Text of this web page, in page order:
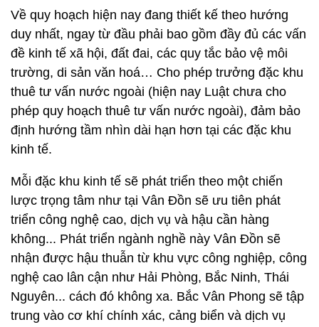
Về quy hoạch hiện nay đang thiết kế theo hướng
duy nhất, ngay từ đầu phải bao gồm đầy đủ các vấn
đề kinh tế xã hội, đất đai, các quy tắc bảo vệ môi
trường, di sản văn hoá… Cho phép trưởng đặc khu
thuê tư vấn nước ngoài (hiện nay Luật chưa cho
phép quy hoạch thuê tư vấn nước ngoài), đảm bảo
định hướng tầm nhìn dài hạn hơn tại các đặc khu
kinh tế.
Mỗi đặc khu kinh tế sẽ phát triển theo một chiến
lược trọng tâm như tại Vân Đồn sẽ ưu tiên phát
triển công nghệ cao, dịch vụ và hậu cần hàng
không... Phát triển ngành nghề này Vân Đồn sẽ
nhận được hậu thuẫn từ khu vực công nghiệp, công
nghệ cao lân cận như Hải Phòng, Bắc Ninh, Thái
Nguyên... cách đó không xa. Bắc Vân Phong sẽ tập
trung vào cơ khí chính xác, cảng biển và dịch vụ